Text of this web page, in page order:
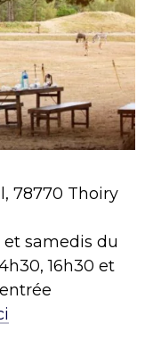
78770 Thoiry
samedis du
16h30 et